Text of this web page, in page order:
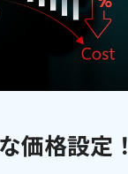
価格設定！